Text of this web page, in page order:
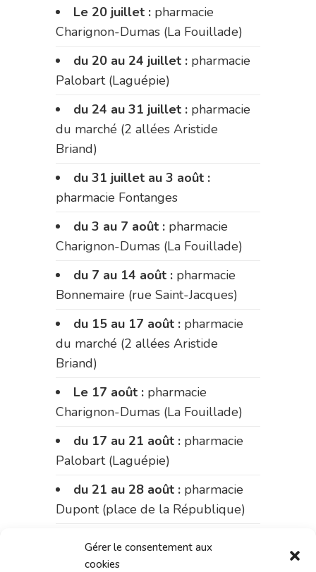
Gérer le consentement aux
cookies
Le 20 juillet : pharmacie
Charignon-Dumas (La Fouillade)
du 20 au 24 juillet : pharmacie
Palobart (Laguépie)
du 24 au 31 juillet : pharmacie
du marché (2 allées Aristide
Briand)
du 31 juillet au 3 août :
pharmacie Fontanges
du 3 au 7 août : pharmacie
Charignon-Dumas (La Fouillade)
du 7 au 14 août : pharmacie
Bonnemaire (rue Saint-Jacques)
du 15 au 17 août : pharmacie
du marché (2 allées Aristide
Briand)
Le 17 août : pharmacie
Charignon-Dumas (La Fouillade)
du 17 au 21 août : pharmacie
Palobart (Laguépie)
du 21 au 28 août : pharmacie
Dupont (place de la République)
du 28 au 31 août :
Bonnemaire (rue Saint-Jacques)